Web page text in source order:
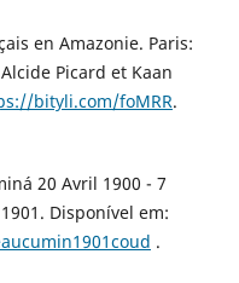
en Amazonie. Paris:
Picard et Kaan
bityli.com/foMRR.
20 Avril 1900 - 7
Disponível em:
.